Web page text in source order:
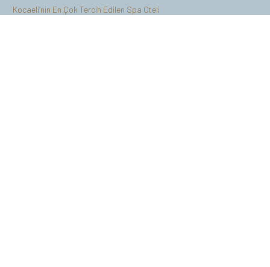
Kocaeli’nin En Çok Tercih Edilen Spa Oteli